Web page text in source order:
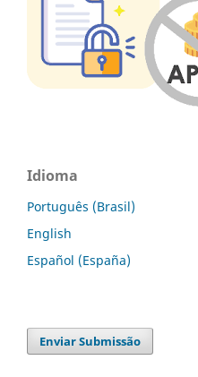
Idioma
Português (Brasil)
English
Español (España)
Enviar Submissão